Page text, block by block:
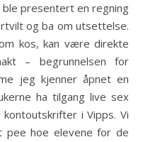
ble presentert en regning
og ba om utsettelse.
kos, kan være direkte
– begrunnelsen for
jeg kjenner åpnet en
ha tilgang live sex
i Vipps. Vi
pee hoe elevene for de